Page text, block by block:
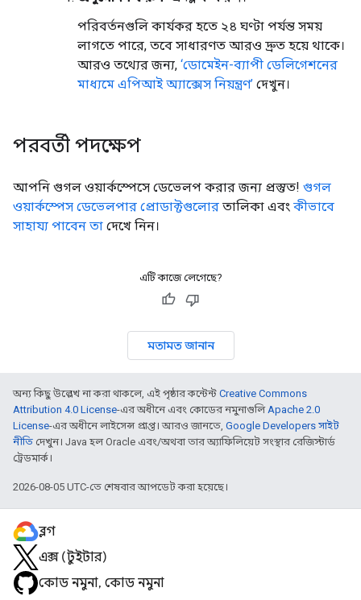
পরিবর্তনগুলি কার্যকর হতে ২৪ ঘণ্টা পর্যন্ত সময়
লাগতে পারে, তবে সাধারণত আরও দ্রুত হয়ে থাকে।
আরও তথ্যের জন্য, ‘ডোমেইন-ব্যাপী ডেলিগেশনের
মাধ্যমে এপিআই অ্যাক্সেস নিয়ন্ত্রণ’ দেখুন।
পরবর্তী পদক্ষেপ
আপনি গুগল ওয়ার্কস্পেসে ডেভেলপ করার জন্য প্রস্তুত! গুগল
ওয়ার্কস্পেস ডেভেলপার প্রোডাক্টগুলোর তালিকা এবং কীভাবে
সাহায্য পাবেন তা দেখে নিন।
এটি কাজে লেগেছে?
মতামত জানান
অন্য কিছু উল্লেখ না করা থাকলে, এই পৃষ্ঠার কন্টেন্ট Creative Commons
Attribution 4.0 License-এর অধীনে এবং কোডের নমুনাগুলিApache 2.0
License-এর অধীনে লাইসেন্স প্রাপ্ত। আরও জানতে, Google Developers সাইট
নীতি দেখুন। Java হল Oracle এবং/অথবা তার অ্যাফিলিয়েট সংস্থার রেজিস্টার্ড
ট্রেডমার্ক।
2026-08-05 UTC-তে শেষবার আপডেট করা হয়েছে।
ব্লগ
এক্স (টুইটার)
কোড নমুনা, কোড নমুনা